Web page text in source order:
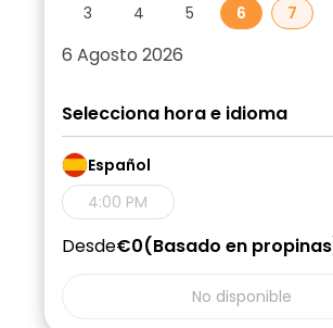
3 4 5 6 7
6 Agosto 2026
Selecciona hora e idioma
Español
4:00 PM
Desde€0 Basado en propinas
No disponible